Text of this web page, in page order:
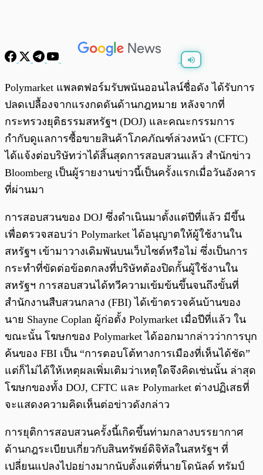
0:00/0:00
Polymarket แพลตฟอร์มรับพนันออนไลน์ชื่อดัง ได้รับการ
ปลดเปลื้องจากแรงกดดันด้านกฎหมาย หลังจากที่
กระทรวงยุติธรรมสหรัฐฯ (DOJ) และคณะกรรมการ
กำกับดูแลการซื้อขายสินค้าโภคภัณฑ์ล่วงหน้า (CFTC)
ได้แจ้งต่อบริษัทว่าได้สิ้นสุดการสอบสวนแล้ว สำนักข่าว
Bloomberg เป็นผู้รายงานข่าวนี้เป็นครั้งแรกเมื่อวันอังคาร
ที่ผ่านมา
การสอบสวนของ DOJ ซึ่งดำเนินมาตั้งแต่ปีที่แล้ว มีขึ้น
เพื่อตรวจสอบว่า Polymarket ได้อนุญาตให้ผู้ใช้งานใน
สหรัฐฯ เข้ามาวางเดิมพันบนเว็บไซต์หรือไม่ ซึ่งเป็นการ
กระทำที่ขัดต่อข้อตกลงที่บริษัทต้องปิดกั้นผู้ใช้งานใน
สหรัฐฯ การสอบสวนได้ทวีความเข้มข้นขึ้นจนถึงขั้นที่
สำนักงานสืบสวนกลาง (FBI) ได้เข้าตรวจค้นบ้านของ
นาย Shayne Coplan ผู้ก่อตั้ง Polymarket เมื่อปีที่แล้ว ใน
ขณะนั้น โฆษกของ Polymarket ได้ออกมากล่าวว่าการบุก
ค้นของ FBI เป็น “การตอบโต้ทางการเมืองที่เห็นได้ชัด”
แต่ก็ไม่ได้ให้เหตุผลเพิ่มเติมว่าเหตุใดจึงคิดเช่นนั้น ล่าสุด
โฆษกของทั้ง DOJ, CFTC และ Polymarket ต่างปฏิเสธที่
จะแสดงความคิดเห็นต่อข่าวดังกล่าว
การยุติการสอบสวนครั้งนี้เกิดขึ้นท่ามกลางบรรยากาศ
ด้านกฎระเบียบเกี่ยวกับสินทรัพย์ดิจิทัลในสหรัฐฯ ที่
เปลี่ยนแปลงไปอย่างมากนับตั้งแต่ที่นายโดนัลด์ ทรัมป์